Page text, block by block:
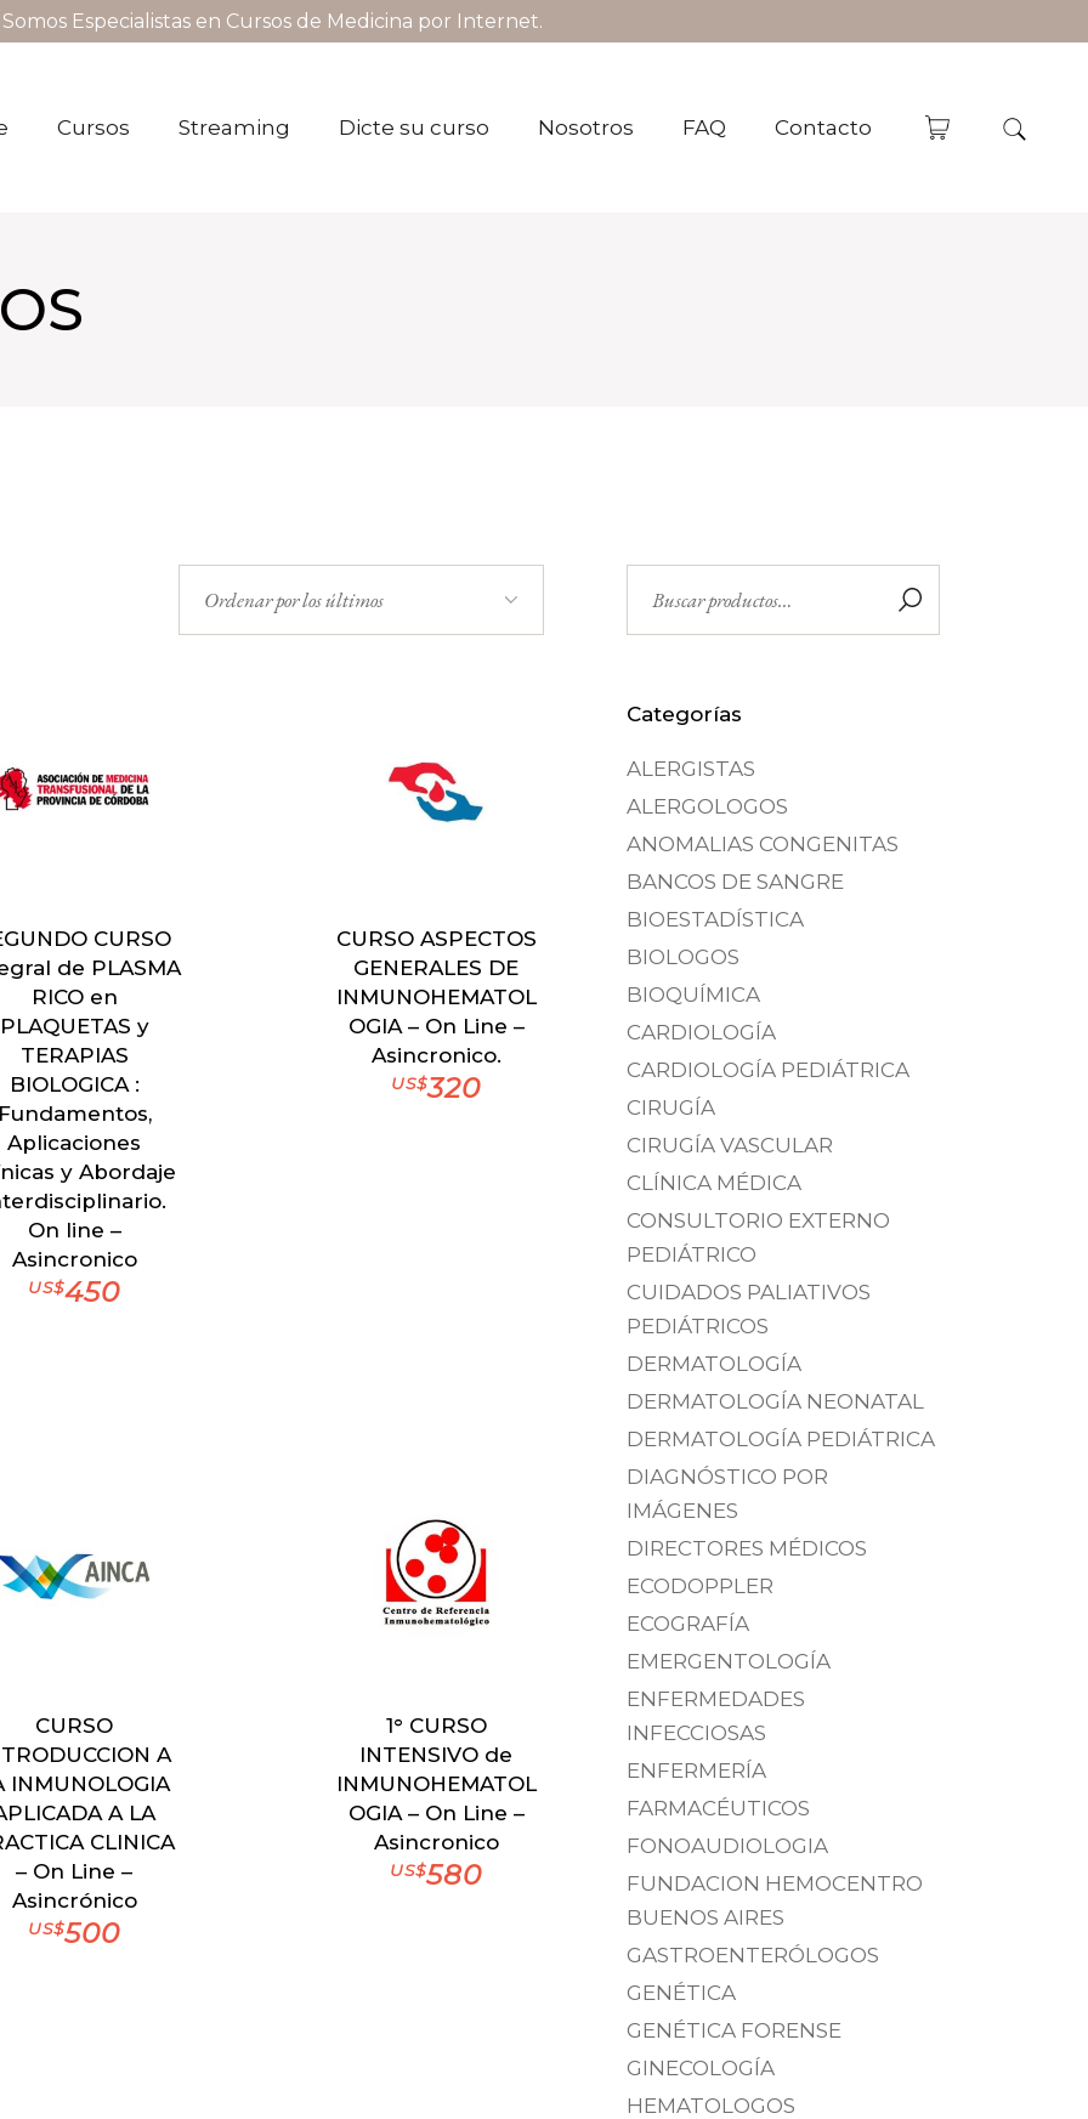
Somos Especialistas en Cursos de Medicina por Internet.
Cursos Streaming Dicte su curso Nosotros FAQ Contacto
Ordenar por los últimos
CURSO
de PLASMA
RICO en
PLAQUETAS y
TERAPIAS
BIOLOGICA :
Aplicaciones
y Abordaje
On line –
Asincronico
US$450
CURSO ASPECTOS
GENERALES DE
INMUNOHEMATOL
OGIA – On Line –
Asincronico.
US$320
CURSO
A
INMUNOLOGIA
A LA
CLINICA
– On Line –
Asincrónico
US$500
1° CURSO
INTENSIVO de
INMUNOHEMATOL
OGIA – On Line –
Asincronico
US$580
Buscar
por:
Categorías
ALERGISTAS
ALERGOLOGOS
ANOMALIAS CONGENITAS
BANCOS DE SANGRE
BIOESTADÍSTICA
BIOLOGOS
BIOQUÍMICA
CARDIOLOGÍA
CARDIOLOGÍA PEDIÁTRICA
CIRUGÍA
CIRUGÍA VASCULAR
CLÍNICA MÉDICA
CONSULTORIO EXTERNO
PEDIÁTRICO
CUIDADOS PALIATIVOS
PEDIÁTRICOS
DERMATOLOGÍA
DERMATOLOGÍA NEONATAL
DERMATOLOGÍA PEDIÁTRICA
DIAGNÓSTICO POR
IMÁGENES
DIRECTORES MÉDICOS
ECODOPPLER
ECOGRAFÍA
EMERGENTOLOGÍA
ENFERMEDADES
INFECCIOSAS
ENFERMERÍA
FARMACÉUTICOS
FONOAUDIOLOGIA
FUNDACION HEMOCENTRO
BUENOS AIRES
GASTROENTERÓLOGOS
GENÉTICA
GENÉTICA FORENSE
GINECOLOGÍA
HEMATOLOGOS